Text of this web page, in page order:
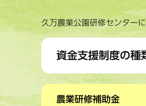
久万農業公園研修センター
資金支援制度の種
農業研修補助金